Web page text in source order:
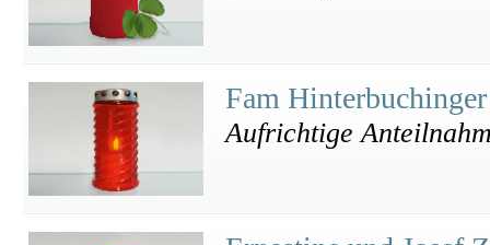
Fam
Aufrichtige